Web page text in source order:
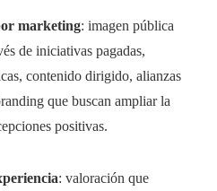
marketing: imagen pública
de iniciativas pagadas,
contenido dirigido, alianzas
que buscan ampliar la
positivas.
: valoración que